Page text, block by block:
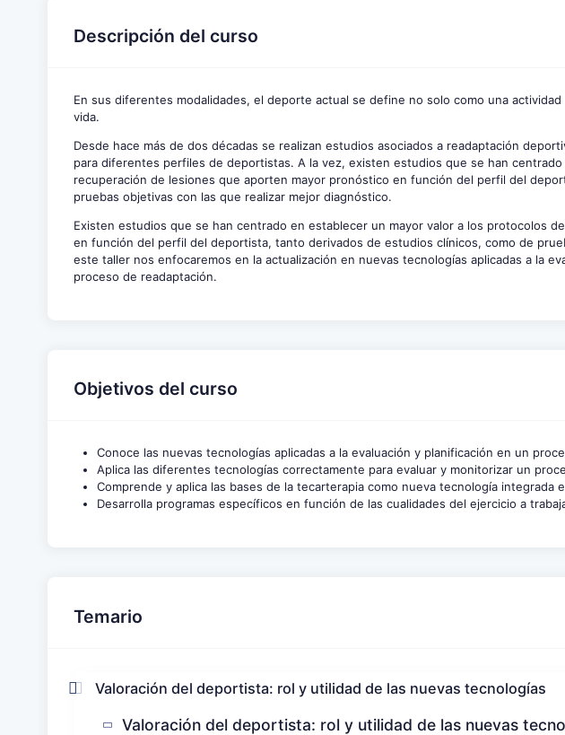
Descripción del curso
En sus diferentes modalidades, el deporte actual se define no solo como una
vida.
Desde hace más de dos décadas se realizan estudios asociados a readaptación
para diferentes perfiles de deportistas. A la vez, existen estudios que se han
recuperación de lesiones que aporten mayor pronóstico en función del perfil del
pruebas objetivas con las que realizar mejor diagnóstico.
Existen estudios que se han centrado en establecer un mayor valor a los protocolos
en función del perfil del deportista, tanto derivados de estudios clínicos, como de
este taller nos enfocaremos en la actualización en nuevas tecnologías aplicadas a la
proceso de readaptación.
Objetivos del curso
Conoce las nuevas tecnologías aplicadas a la evaluación y planificación en un
Aplica las diferentes tecnologías correctamente para evaluar y monitorizar un
Comprende y aplica las bases de la tecarterapia como nueva tecnología integrada
Desarrolla programas específicos en función de las cualidades del ejercicio a
Temario
Valoración del deportista: rol y utilidad de las nuevas tecnologías
Valoración del deportista: rol y utilidad de las nuevas